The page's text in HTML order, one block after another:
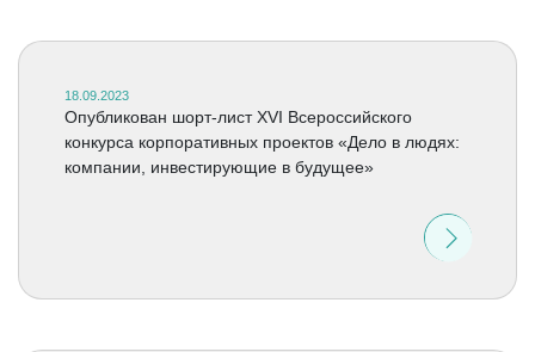
18.09.2023
Опубликован шорт-лист XVI Всероссийского
конкурса корпоративных проектов «Дело в людях:
компании, инвестирующие в будущее»